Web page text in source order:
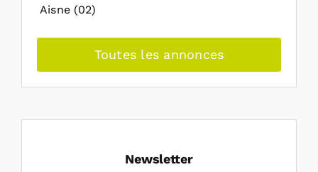
Aisne (02)
Toutes les annonces
Newsletter